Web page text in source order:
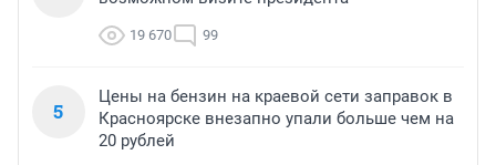
19 670 99
5
Цены на бензин на краевой сети заправок в
Красноярске внезапно упали больше чем на
20 рублей